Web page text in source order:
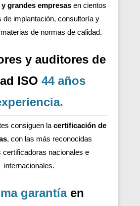
grandes empresas en cientos
de implantación, consultoría y
de normas de calidad.
y auditores de
ISO 44 años
.
consiguen la certificación de
, con las más reconocidas
certificadoras nacionales e
internacionales.
garantíaen